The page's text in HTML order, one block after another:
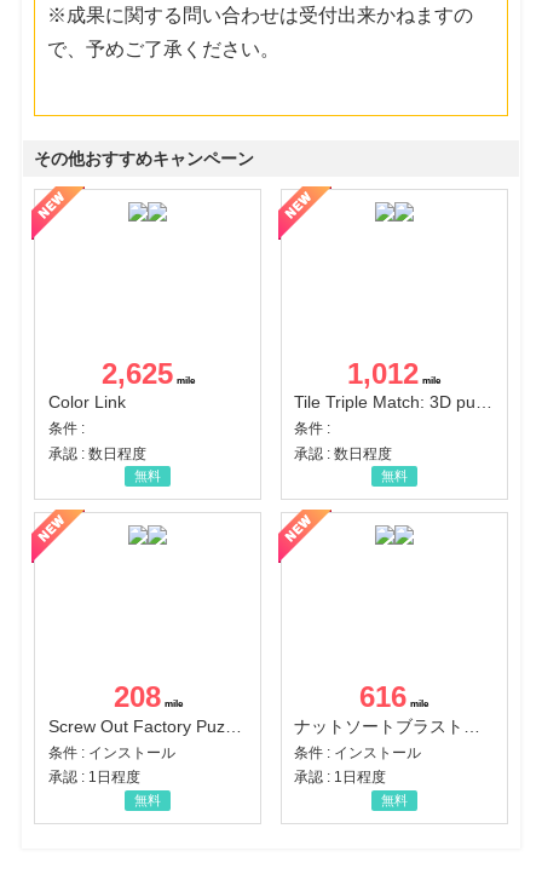
※成果に関する問い合わせは受付出来かねますの
で、予めご了承ください。
その他おすすめキャンペーン
2,625
Color Link
条件 :
承認 : 数日程度
無料
1,012
Tile Triple Match: 3D puzzle
条件 :
承認 : 数日程度
無料
208
Screw Out Factory Puzzle 3D（経験値バーのマイルストーンを5にする（ユーザーレベル5に到達する））（Android）
条件 : インストール
承認 : 1日程度
無料
616
条件 : インストール
承認 : 1日程度
無料